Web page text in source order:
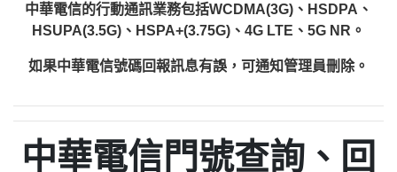
中華電信的行動通訊業務包括WCDMA(3G)、HSDPA、
HSUPA(3.5G)、HSPA+(3.75G)、4G LTE、5G NR。
如果中華電信號碼回報訊息有誤，可通知管理員刪除。
中華電信門號查詢、回